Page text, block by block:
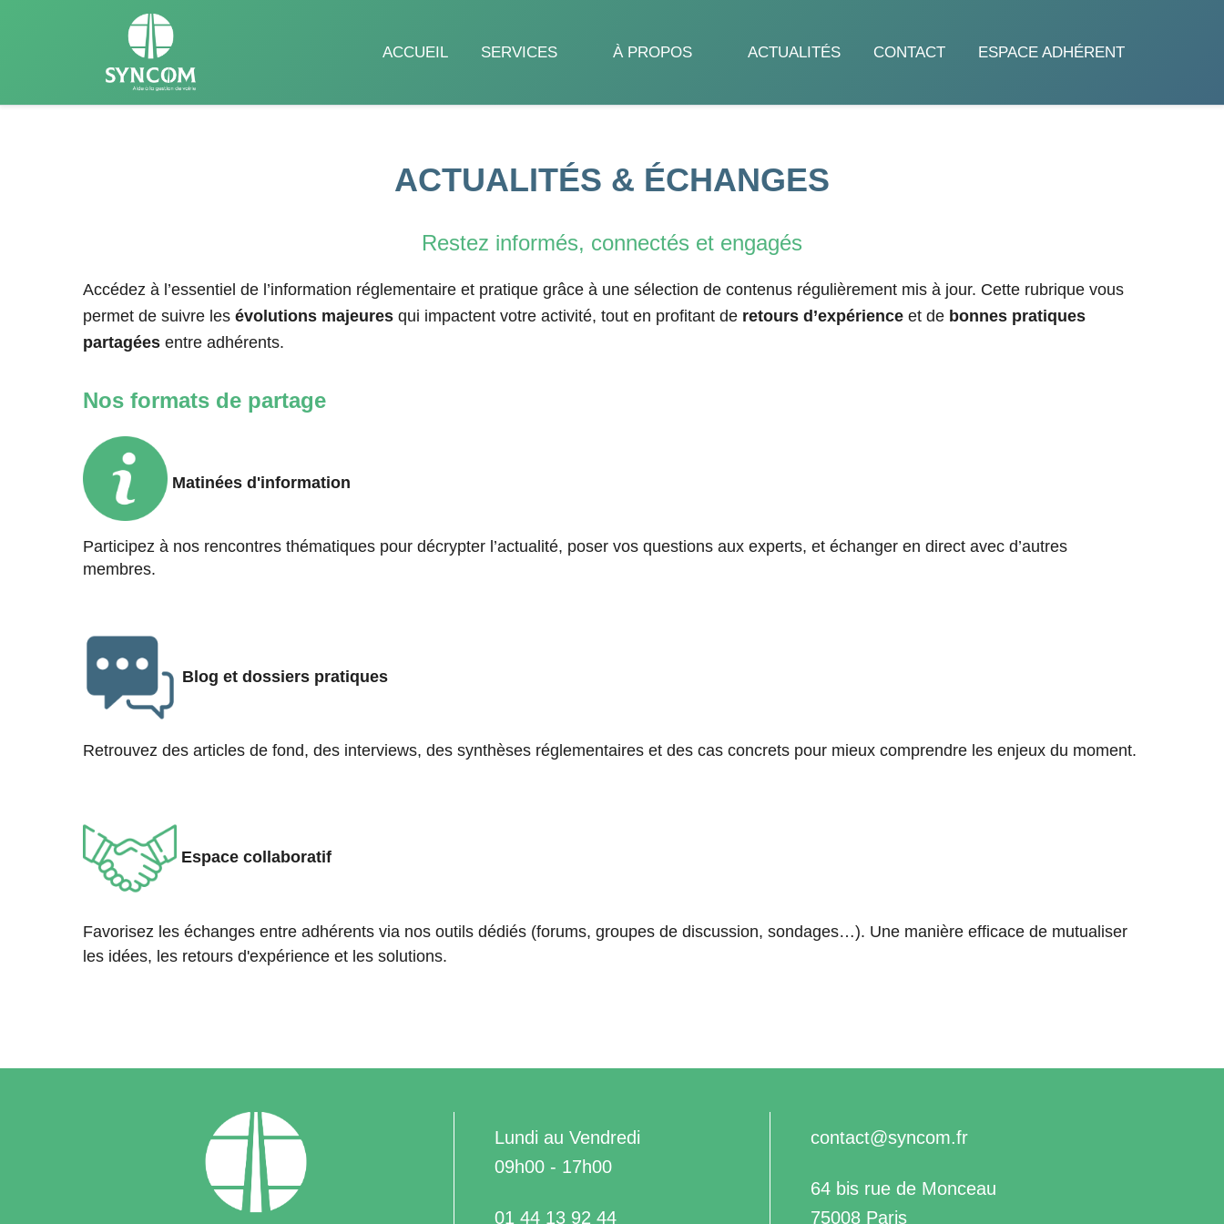
ACCUEIL SERVICES À PROPOS ACTUALITÉS CONTACT ESPACE ADHÉRENT
ACTUALITÉS & ÉCHANGES
Restez informés, connectés et engagés
Accédez à l’essentiel de l’information réglementaire et pratique grâce à une sélection de contenus régulièrement mis à jour. Cette rubrique vous
permet de suivre lesévolutions majeures qui impactent votre activité, tout en profitant de retours d’expérience et de bonnes pratiques
partagéesentre adhérents.
Nos formats de partage
Matinées d'information
Participez à nos rencontres thématiques pour décrypter l’actualité, poser vos questions aux experts, et échanger en direct avec d’autres
membres.
Blog et dossiers pratiques
Retrouvez des articles de fond, des interviews, des synthèses réglementaires et des cas concrets pour mieux comprendre les enjeux du moment.
Espace collaboratif
Favorisez les échanges entre adhérents via nos outils dédiés (forums, groupes de discussion, sondages…). Une manière efficace de mutualiser
les idées, les retours d'expérience et les solutions.
Lundi au Vendredi
09h00 - 17h00
01 44 13 92 44
contact@syncom.fr
64 bis rue de Monceau
75008 Paris